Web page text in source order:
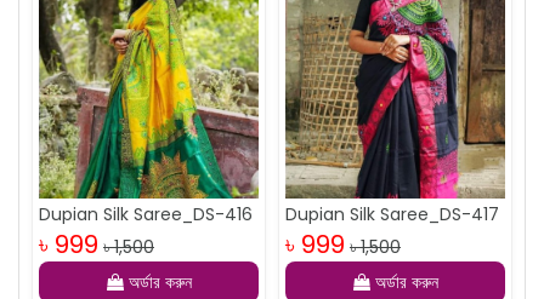
Dupian Silk Saree_DS-416
৳ 999 ৳ 1,500
অর্ডার করুন
Dupian Silk Saree_DS-417
৳ 999 ৳ 1,500
অর্ডার করুন